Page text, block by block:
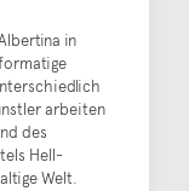
in
arbeiten
des
Hell-
Welt.